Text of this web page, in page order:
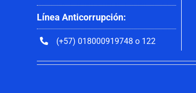
Línea Anticorrupción:
(+57) 018000919748 o 122